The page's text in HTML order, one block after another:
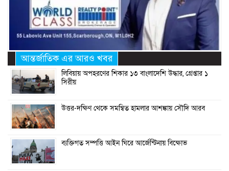
আন্তর্জাতিক এর আরও খবর
লিবিয়ায় অপহরণের শিকার ১৩ বাংলাদেশি উদ্ধার, গ্রেপ্তার ১
সিরীয়
উত্তর-দক্ষিণ থেকে সমন্বিত হামলার আশঙ্কায় সৌদি আরব
ব্যক্তিগত সম্পত্তি আইন ঘিরে আর্জেন্টিনায় বিক্ষোভ